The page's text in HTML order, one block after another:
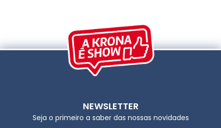
NEWSLETTER
Seja o primeiro a saber das nossas novidades